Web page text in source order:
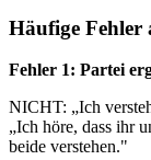
Häufige Fehler
Fehler 1: Partei
NICHT: „Ich
„Ich höre, dass ihr
beide verstehen."